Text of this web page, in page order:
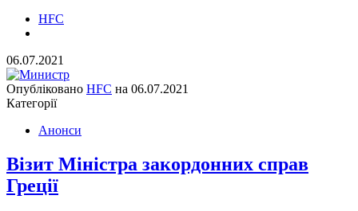
HFC
06.07.2021
Опубліковано HFC на 06.07.2021
Категорії
Анонси
Візит Міністра закордонних справ
Греції